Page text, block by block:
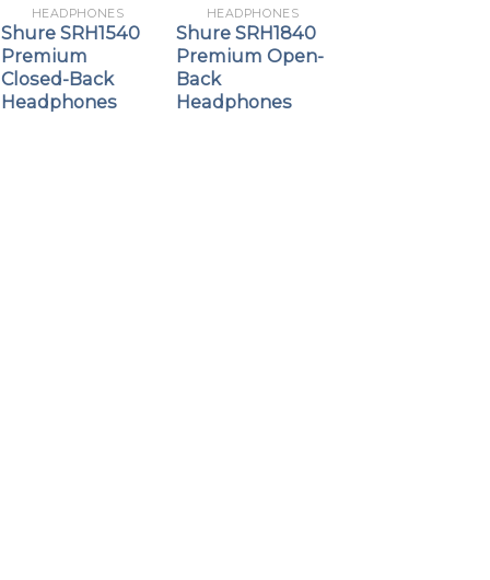
HEADPHONES
Shure SRH1540
Premium
Closed-Back
Headphones
HEADPHONES
Shure SRH1840
Premium Open-
Back
Headphones